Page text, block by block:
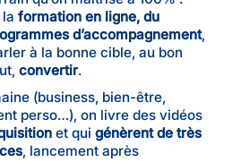
formation en ligne, du
d’accompagnement,
à la bonne cible, au bon
convertir.
(business, bien-être,
perso…), on livre des vidéos
et qui génèrent de très
, lancement après